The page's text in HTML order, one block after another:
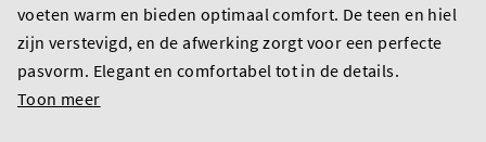
voeten warm en bieden optimaal comfort. De teen en hiel
zijn verstevigd, en de afwerking zorgt voor een perfecte
pasvorm. Elegant en comfortabel tot in de details.
Toon meer